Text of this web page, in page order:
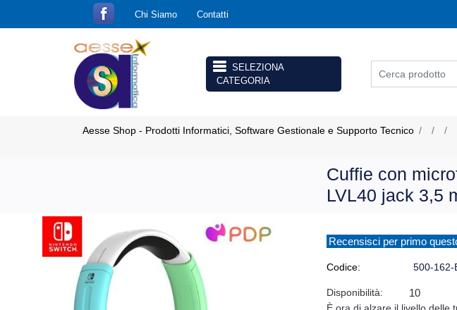
Chi Siamo Contatti
Open menu
Aesse Shop - Prodotti Informatici, Software Gestionale e Supporto Tecnico
Cuffie con
LVL40 jack 3,5
Recensisci per primo
Codice: 500-162-
Disponibilità: 10